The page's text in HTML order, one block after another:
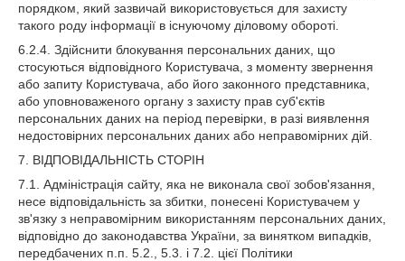
порядком, який зазвичай використовується для захисту
такого роду інформації в існуючому діловому обороті.
6.2.4. Здійснити блокування персональних даних, що
стосуються відповідного Користувача, з моменту звернення
або запиту Користувача, або його законного представника,
або уповноваженого органу з захисту прав суб'єктів
персональних даних на період перевірки, в разі виявлення
недостовірних персональних даних або неправомірних дій.
7. ВІДПОВІДАЛЬНІСТЬ СТОРІН
7.1. Адміністрація сайту, яка не виконала свої зобов'язання,
несе відповідальність за збитки, понесені Користувачем у
зв'язку з неправомірним використанням персональних даних,
відповідно до законодавства України, за винятком випадків,
передбачених п.п. 5.2., 5.3. і 7.2. цієї Політики